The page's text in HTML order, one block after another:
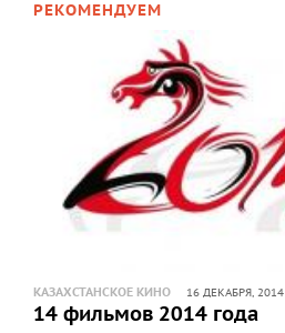
РЕКОМЕНДУЕМ
КАЗАХСТАНСКОЕ КИНО 16 ДЕКАБРЯ, 2014
14 фильмов 2014 года